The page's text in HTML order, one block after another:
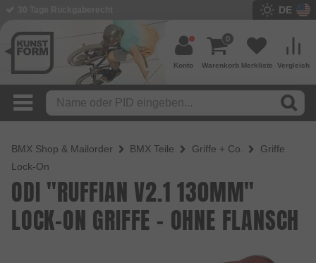
DE
Vergleich
Merkliste
Warenkorb
0
Konto
BMX Shop & Mailorder BMX Teile Griffe + Co.
Griffe
Lock-On
ODI "RUFFIAN V2.1 130MM"
LOCK-ON GRIFFE - OHNE FLANSCH